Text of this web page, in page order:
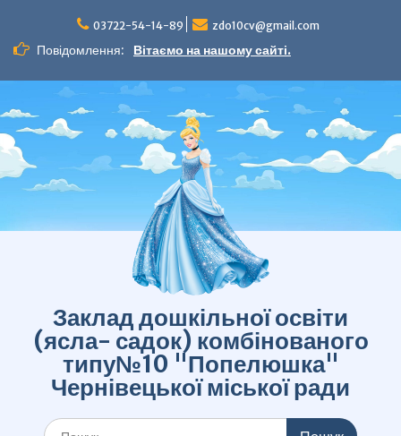
вмісту
03722-54-14-89 zdo10cv@gmail.com
Повідомлення: Вітаємо на нашому сайті.
Заклад дошкільної освіти
(ясла- садок) комбінованого
типу№10 "Попелюшка"
Чернівецької міської ради
Шукати: